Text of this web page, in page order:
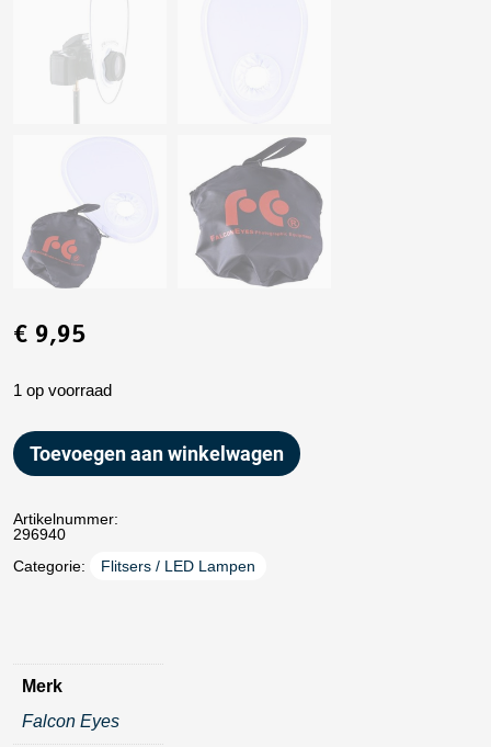
€ 9,95
1 op voorraad
Toevoegen aan winkelwagen
Artikelnummer:
296940
Categorie:
Flitsers / LED Lampen
Merk
Falcon Eyes